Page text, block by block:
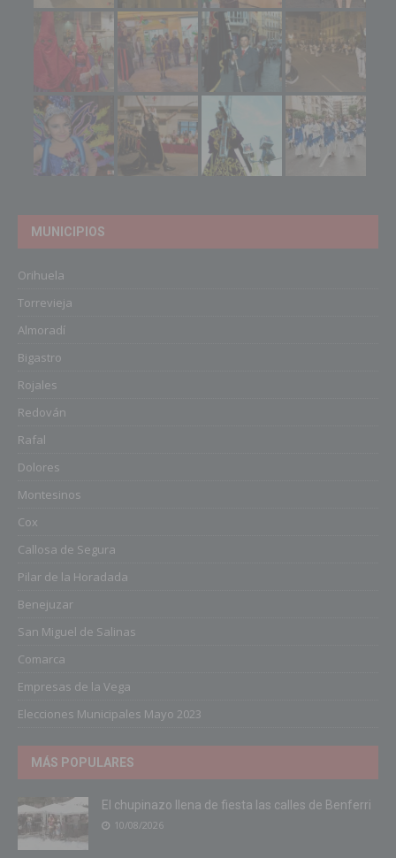
MUNICIPIOS
Orihuela
Torrevieja
Almoradí
Bigastro
Rojales
Redován
Rafal
Dolores
Montesinos
Cox
Callosa de Segura
Pilar de la Horadada
Benejuzar
San Miguel de Salinas
Comarca
Empresas de la Vega
Elecciones Municipales Mayo 2023
MÁS POPULARES
El chupinazo llena de fiesta las calles de Benferri
10/08/2026